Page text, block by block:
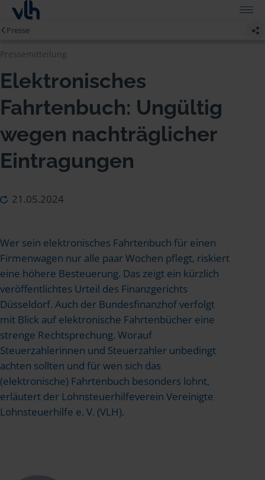
Presse
Pressemitteilung
Elektronisches
Fahrtenbuch: Ungültig
wegen nachträglicher
Eintragungen
21.05.2024
Wer sein elektronisches Fahrtenbuch für einen
Firmenwagen nur alle paar Wochen pflegt, riskiert
eine höhere Besteuerung. Das zeigt ein kürzlich
veröffentlichtes Urteil des Finanzgerichts
Düsseldorf. Auch der Bundesfinanzhof verfolgt
mit Blick auf elektronische Fahrtenbücher eine
strenge Rechtsprechung. Worauf
Steuerzahlerinnen und Steuerzahler unbedingt
achten sollten und für wen sich das
(elektronische) Fahrtenbuch besonders lohnt,
erläutert der Lohnsteuerhilfeverein Vereinigte
Lohnsteuerhilfe e. V. (VLH).